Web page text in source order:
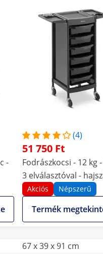
-
(4)
51 750 Ft
Fodrászkocsi - 12 kg
3 elválasztóval -
tartó - 420 x 390 mm-
polc
Akciós Népszerű
Termék
67 x 39 x 91 cm